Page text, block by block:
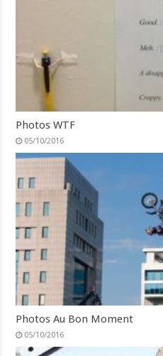
Photos WTF
05/10/2016
Photos Au Bon Moment
05/10/2016